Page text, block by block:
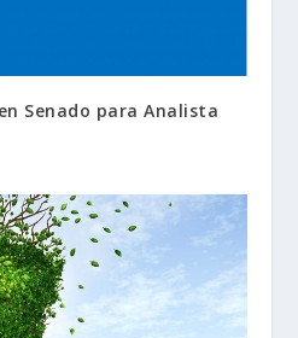
Senado para Analista